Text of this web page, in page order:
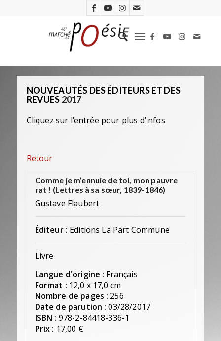
NOUVEAUTÉS DES ÉDITEURS ET DES
REVUES 2017
Cliquez sur l’entrée pour plus d’infos
Retour
Comme je m’ennuie de toi, mon pauvre
rat ! (Lettres à sa sœur, 1839-1846)
Gustave Flaubert
Éditeur : Editions La Part Commune
Livre
Langue d'origine : Français
Format : 12,0 x 17,0 cm
Nombre de pages : 256
Date de parution : 03/28/2017
ISBN : 978-2-84418-336-1
Prix : 17,00 €